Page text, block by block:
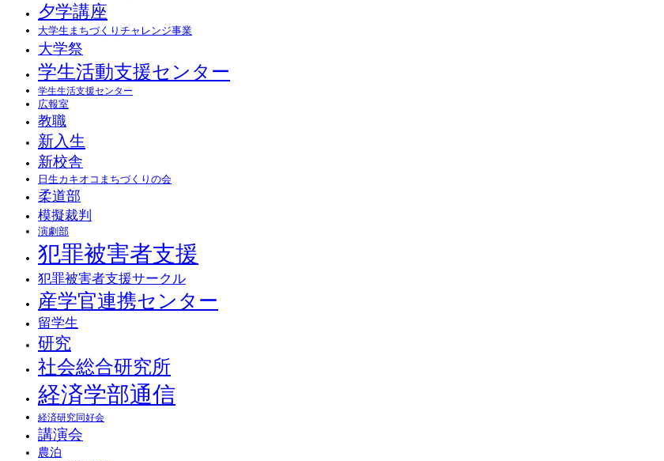
夕学講座
大学生まちづくりチャレンジ事業
大学祭
学生活動支援センター
学生生活支援センター
広報室
教職
新入生
新校舎
日生カキオコまちづくりの会
柔道部
模擬裁判
演劇部
犯罪被害者支援
犯罪被害者支援サークル
産学官連携センター
留学生
研究
社会総合研究所
経済学部通信
経済研究同好会
講演会
農泊